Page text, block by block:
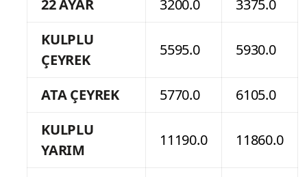
22 AYAR
3200.0
3375.0
KULPLU
ÇEYREK
5595.0 5930.0
ATA ÇEYREK 5770.0
6105.0
KULPLU
YARIM
11190.0 11860.0